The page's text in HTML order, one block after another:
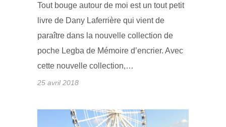
Tout bouge autour de moi est un tout petit
livre de Dany Laferrière qui vient de
paraître dans la nouvelle collection de
poche Legba de Mémoire d’encrier. Avec
cette nouvelle collection,…
25 avril 2018